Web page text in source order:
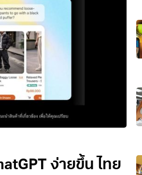
ง่ายขึ้น ไทย